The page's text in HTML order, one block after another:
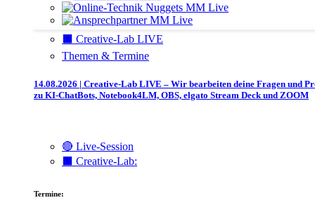
⬛️ Creative-Lab LIVE
Themen & Termine
14.08.2026 | Creative-Lab LIVE – Wir bearbeiten deine Fragen und
zu KI-ChatBots, Notebook4LM, OBS, elgato Stream Deck und ZOOM
🔴 Live-Session
⬛️ Creative-Lab:
Termine: